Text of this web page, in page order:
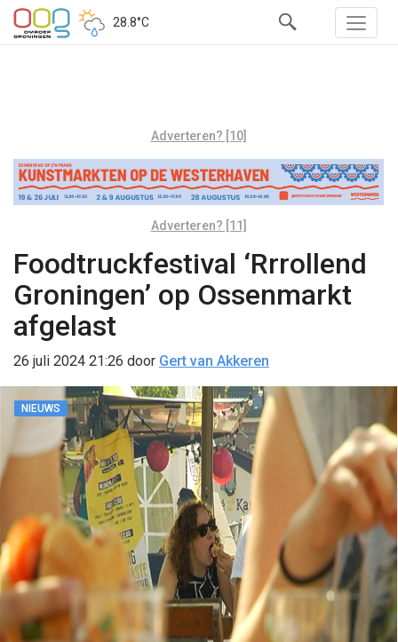
28.8°C
Adverteren? [10]
Adverteren? [11]
Foodtruckfestival ‘Rrrollend
Groningen’ op Ossenmarkt
afgelast
26 juli 2024 21:26 door Gert van Akkeren
NIEUWS